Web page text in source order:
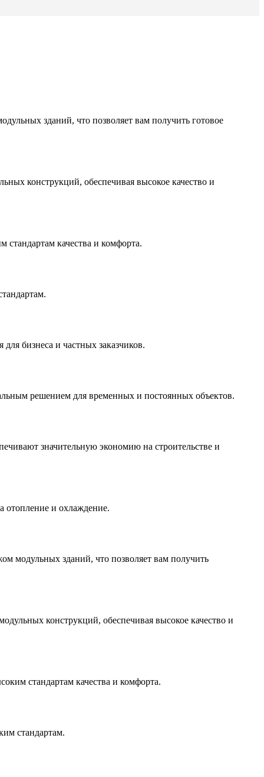
зданий, что позволяет вам получить готовое
конструкций, обеспечивая высокое качество и
качества и комфорта.
бизнеса и частных заказчиков.
решением для временных и постоянных объектов.
значительную экономию на строительстве и
отопление и охлаждение.
модульных зданий, что позволяет вам получить
конструкций, обеспечивая высокое качество и
стандартам качества и комфорта.
стандартам.